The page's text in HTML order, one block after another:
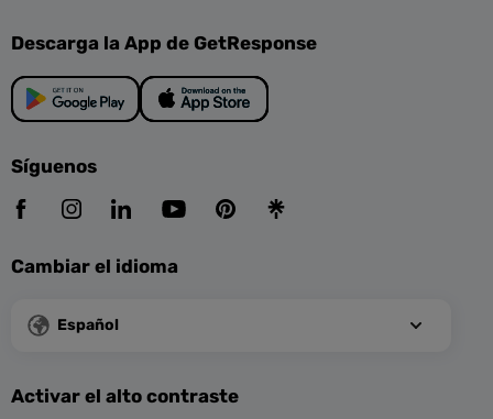
Descarga la App de GetResponse
Síguenos
Cambiar el idioma
Español
Activar el alto contraste